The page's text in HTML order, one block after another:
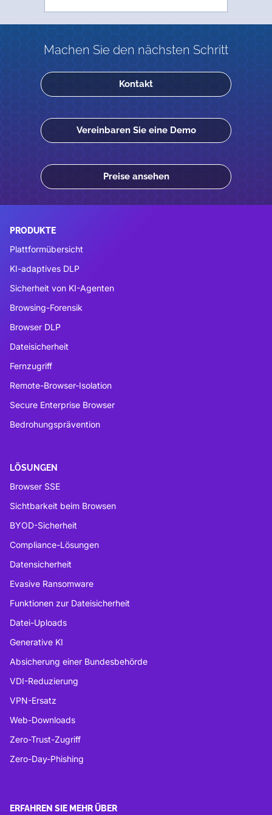
Machen Sie den nächsten Schritt
Kontakt
Vereinbaren Sie eine Demo
Preise ansehen
PRODUKTE
Plattformübersicht
KI-adaptives DLP
Sicherheit von KI-Agenten
Browsing-Forensik
Browser DLP
Dateisicherheit
Fernzugriff
Remote-Browser-Isolation
Secure Enterprise Browser
Bedrohungsprävention
LÖSUNGEN
Browser SSE
Sichtbarkeit beim Browsen
BYOD-Sicherheit
Compliance-Lösungen
Datensicherheit
Evasive Ransomware
Funktionen zur Dateisicherheit
Datei-Uploads
Generative KI
Absicherung einer Bundesbehörde
VDI-Reduzierung
VPN-Ersatz
Web-Downloads
Zero-Trust-Zugriff
Zero-Day-Phishing
ERFAHREN SIE MEHR ÜBER